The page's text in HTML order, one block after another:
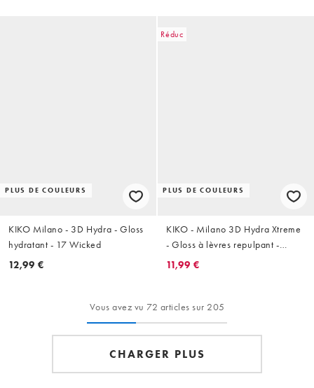
PLUS DE COULEURS
KIKO Milano - 3D Hydra - Gloss
hydratant - 17 Wicked
12,99 €
Réduc
PLUS DE COULEURS
KIKO - Milano 3D Hydra Xtreme
- Gloss à lèvres repulpant -
01 Pink Glacier
11,99 €
Vous avez vu 72 articles sur 205
CHARGER PLUS